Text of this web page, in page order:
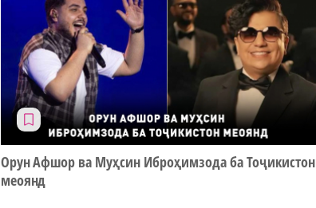
Орун Афшор ва Муҳсин Иброҳимзода ба Тоҷикистон
меоянд